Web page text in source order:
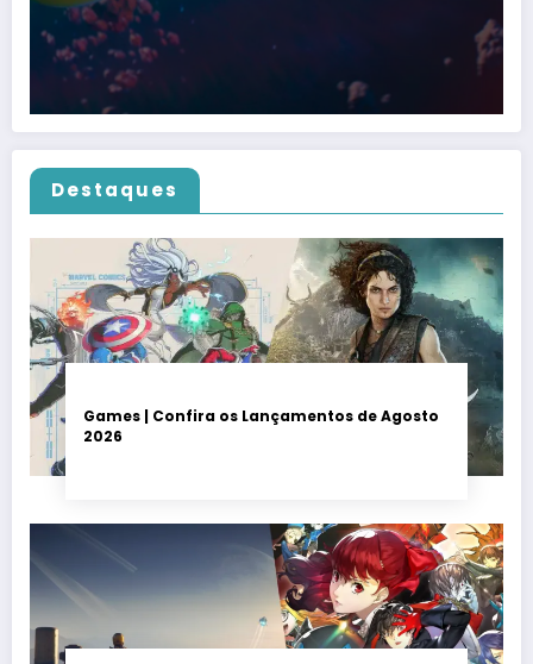
Destaques
Games | Confira os Lançamentos de Agosto
2026